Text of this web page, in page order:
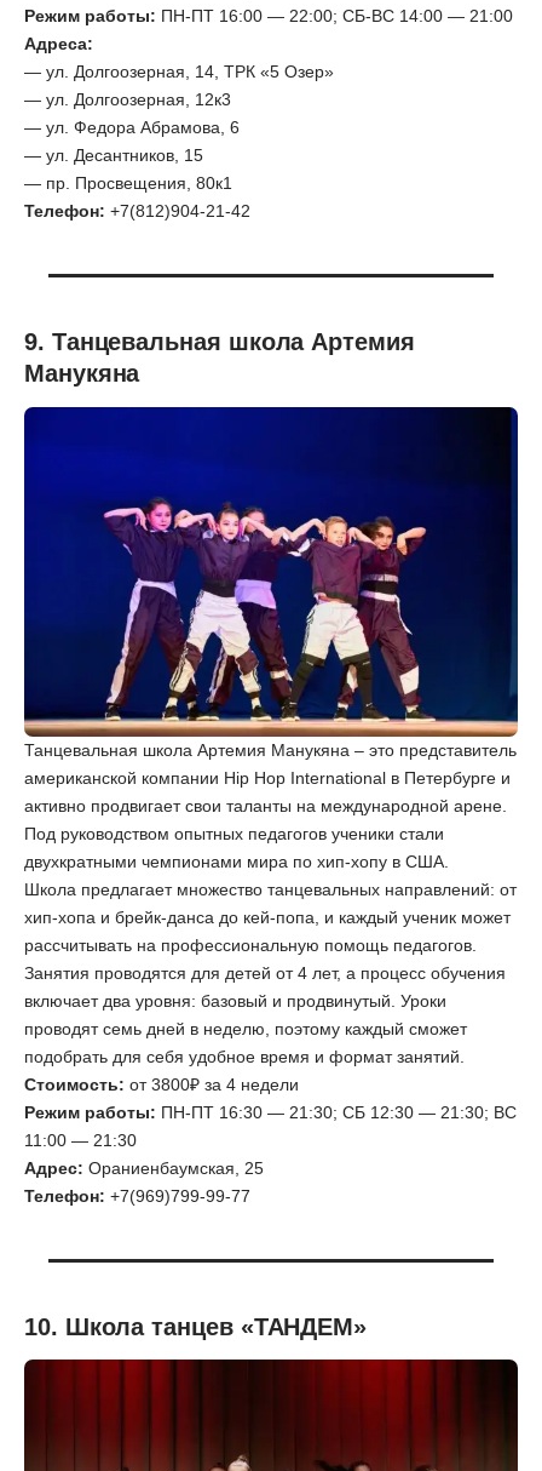
Режим работы: ПН-ПТ 16:00 — 22:00; СБ-ВС 14:00 — 21:00
Адреса:
— ул. Долгоозерная, 14, ТРК «5 Озер»
— ул. Долгоозерная, 12к3
— ул. Федора Абрамова, 6
— ул. Десантников, 15
— пр. Просвещения, 80к1
Телефон: +7(812)904-21-42
9. Танцевальная школа Артемия
Манукяна
Танцевальная школа Артемия Манукяна – это представитель
американской компании Hip Hop International в Петербурге и
активно продвигает свои таланты на международной арене.
Под руководством опытных педагогов ученики стали
двухкратными чемпионами мира по хип-хопу в США.
Школа предлагает множество танцевальных направлений: от
хип-хопа и брейк-данса до кей-попа, и каждый ученик может
рассчитывать на профессиональную помощь педагогов.
Занятия проводятся для детей от 4 лет, а процесс обучения
включает два уровня: базовый и продвинутый. Уроки
проводят семь дней в неделю, поэтому каждый сможет
подобрать для себя удобное время и формат занятий.
Стоимость: от 3800₽ за 4 недели
Режим работы: ПН-ПТ 16:30 — 21:30; СБ 12:30 — 21:30; ВС
11:00 — 21:30
Адрес: Ораниенбаумская, 25
Телефон: +7(969)799-99-77
10. Школа танцев «ТАНДЕМ»